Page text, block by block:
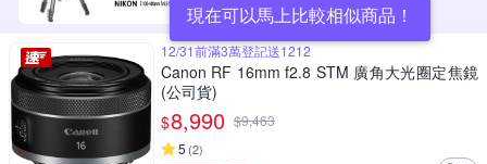
現在可以馬上比較相似商品！
12/31前滿3萬登記送1212
Canon RF 16mm f2.8 STM 廣角大光圈定焦鏡
(公司貨)
$8,990 $9,463
5 (2)